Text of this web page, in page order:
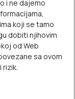
i ne dajemo
koji se tamo
dobiti njihovim
od Web
sa ovom